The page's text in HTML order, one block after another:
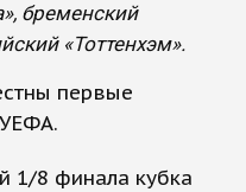
бременский
«Тоттенхэм».
первые
1/8 финала кубка